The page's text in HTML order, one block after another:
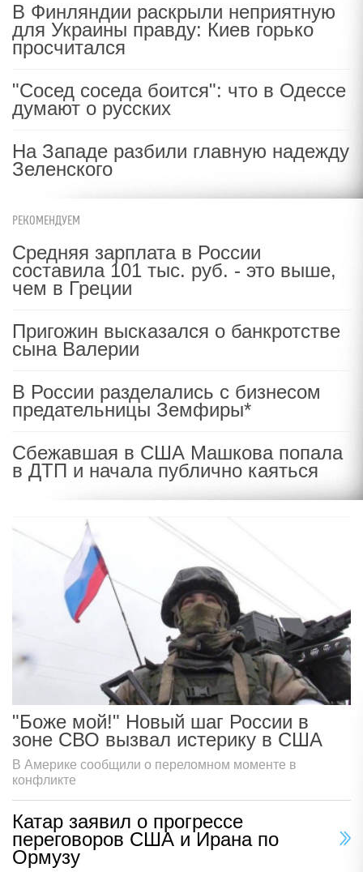
В Финляндии раскрыли неприятную
для Украины правду: Киев горько
просчитался
"Сосед соседа боится": что в Одессе
думают о русских
На Западе разбили главную надежду
Зеленского
РЕКОМЕНДУЕМ
Средняя зарплата в России
составила 101 тыс. руб. - это выше,
чем в Греции
Пригожин высказался о банкротстве
сына Валерии
В России разделались с бизнесом
предательницы Земфиры*
Сбежавшая в США Машкова попала
в ДТП и начала публично каяться
"Боже мой!" Новый шаг России в
зоне СВО вызвал истерику в США
В Америке сообщили о переломном моменте в
конфликте
Катар заявил о прогрессе
переговоров США и Ирана по
Ормузу